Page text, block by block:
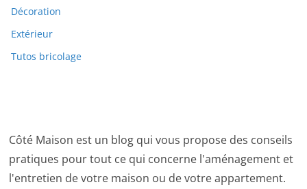
Décoration
Extérieur
Tutos bricolage
Côté Maison est un blog qui vous propose des conseils
pratiques pour tout ce qui concerne l'aménagement et
l'entretien de votre maison ou de votre appartement.